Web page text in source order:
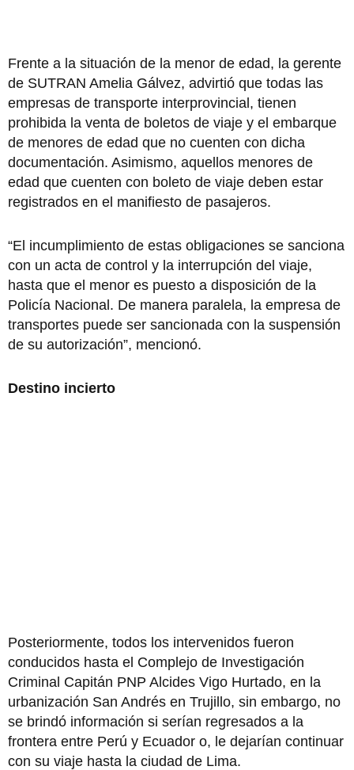
Frente a la situación de la menor de edad, la gerente
de SUTRAN Amelia Gálvez, advirtió que todas las
empresas de transporte interprovincial, tienen
prohibida la venta de boletos de viaje y el embarque
de menores de edad que no cuenten con dicha
documentación. Asimismo, aquellos menores de
edad que cuenten con boleto de viaje deben estar
registrados en el manifiesto de pasajeros.
“El incumplimiento de estas obligaciones se sanciona
con un acta de control y la interrupción del viaje,
hasta que el menor es puesto a disposición de la
Policía Nacional. De manera paralela, la empresa de
transportes puede ser sancionada con la suspensión
de su autorización”, mencionó.
Destino incierto
Posteriormente, todos los intervenidos fueron
conducidos hasta el Complejo de Investigación
Criminal Capitán PNP Alcides Vigo Hurtado, en la
urbanización San Andrés en Trujillo, sin embargo, no
se brindó información si serían regresados a la
frontera entre Perú y Ecuador o, le dejarían continuar
con su viaje hasta la ciudad de Lima.